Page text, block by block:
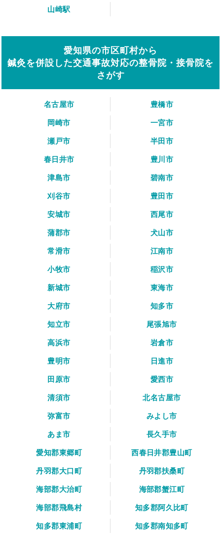
山崎駅
愛知県の市区町村から
鍼灸を併設した交通事故対応の整骨院・接骨院を
さがす
名古屋市
豊橋市
岡崎市
一宮市
瀬戸市
半田市
春日井市
豊川市
津島市
碧南市
刈谷市
豊田市
安城市
西尾市
蒲郡市
犬山市
常滑市
江南市
小牧市
稲沢市
新城市
東海市
大府市
知多市
知立市
尾張旭市
高浜市
岩倉市
豊明市
日進市
田原市
愛西市
清須市
北名古屋市
弥富市
みよし市
あま市
長久手市
愛知郡東郷町
西春日井郡豊山町
丹羽郡大口町
丹羽郡扶桑町
海部郡大治町
海部郡蟹江町
海部郡飛島村
知多郡阿久比町
知多郡東浦町
知多郡南知多町